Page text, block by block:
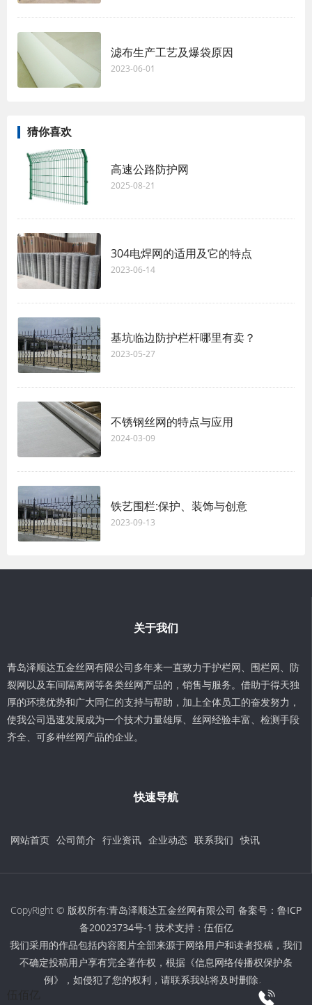
滤布生产工艺及爆袋原因
2023-06-01
猜你喜欢
高速公路防护网
2025-08-21
304电焊网的适用及它的特点
2023-06-14
基坑临边防护栏杆哪里有卖？
2023-05-27
不锈钢丝网的特点与应用
2024-03-09
铁艺围栏:保护、装饰与创意
2023-09-13
关于我们
青岛泽顺达五金丝网有限公司多年来一直致力于护栏网、围栏网、防
裂网以及车间隔离网等各类丝网产品的，销售与服务。借助于得天独
厚的环境优势和广大同仁的支持与帮助，加上全体员工的奋发努力，
使我公司迅速发展成为一个技术力量雄厚、丝网经验丰富、检测手段
齐全、可多种丝网产品的企业。
快速导航
网站首页 公司简介 行业资讯 企业动态 联系我们 快讯
CopyRight © 版权所有:青岛泽顺达五金丝网有限公司 备案号： 鲁ICP
备20023734号-1 技术支持： 伍佰亿
我们采用的作品包括内容图片全部来源于网络用户和读者投稿，我们
不确定投稿用户享有完全著作权，根据《信息网络传播权保护条
例》，如侵犯了您的权利，请联系我站将及时删除。